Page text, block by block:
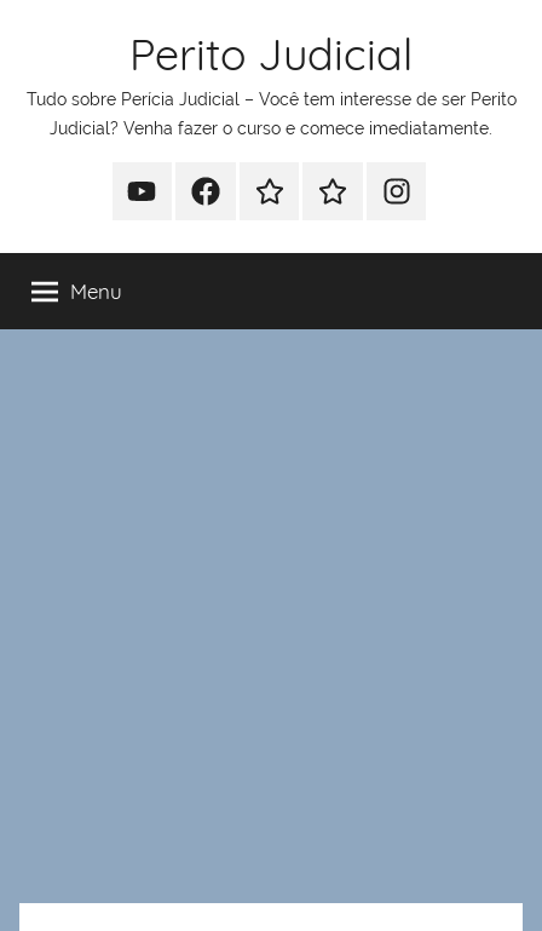
conteúdo
Perito Judicial
Tudo sobre Perícia Judicial – Você tem interesse de ser Perito
Judicial? Venha fazer o curso e comece imediatamente.
YoutubeFacebookWhatsappTelegramInstagram
Menu